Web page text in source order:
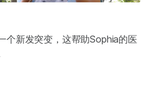
个新发突变，这帮助Sophia的医